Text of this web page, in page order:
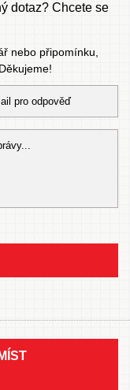
dotaz? Chcete se
nebo připomínku,